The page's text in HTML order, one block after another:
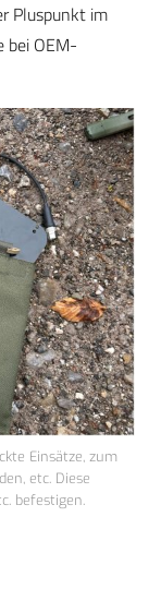
Pluspunkt im
bei OEM-
Einsätze, zum
etc. Diese
befestigen.